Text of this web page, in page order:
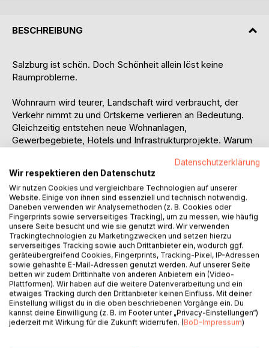
BESCHREIBUNG
Salzburg ist schön. Doch Schönheit allein löst keine
Raumprobleme.
Wohnraum wird teurer, Landschaft wird verbraucht, der
Verkehr nimmt zu und Ortskerne verlieren an Bedeutung.
Gleichzeitig entstehen neue Wohnanlagen,
Gewerbegebiete, Hotels und Infrastrukturprojekte. Warum
In seiner Streitschrift "Im Schatten der Schönheit"
untersucht Tom Halwa die Krise der Raumplanung in
Salzburg. Er beschreibt eine Region, die längst urban
funktioniert, politisch und kulturell jedoch weiterhin an
dörflichen Idealbildern festhält. Tourismus, Bodenpreise,
Zersiedelung, Eigentumsinteressen und kommunale
Konkurrenz greifen ineinander und erschweren eine
gemeinsame räumliche Entwicklung.
Das Buch hinterfragt die Vermarktung der alpinen Idylle,
den Umgang mit Boden, die Rolle des Denkmalschutzes,
die Folgen autoabhängiger Siedlungsstrukturen und die
Datenschutzerklärung
Wir respektieren den Datenschutz
Wir nutzen Cookies und vergleichbare Technologien auf unserer
Website. Einige von ihnen sind essenziell und technisch notwendig.
Daneben verwenden wir Analysemethoden (z. B. Cookies oder
Fingerprints sowie serverseitiges Tracking), um zu messen, wie häufig
unsere Seite besucht und wie sie genutzt wird. Wir verwenden
Trackingtechnologien zu Marketingzwecken und setzen hierzu
serverseitiges Tracking sowie auch Drittanbieter ein, wodurch ggf.
geräteübergreifend Cookies, Fingerprints, Tracking-Pixel, IP-Adressen
sowie gehashte E-Mail-Adressen genutzt werden. Auf unserer Seite
betten wir zudem Drittinhalte von anderen Anbietern ein (Video-
Plattformen). Wir haben auf die weitere Datenverarbeitung und ein
etwaiges Tracking durch den Drittanbieter keinen Einfluss. Mit deiner
Einstellung willigst du in die oben beschriebenen Vorgänge ein. Du
kannst deine Einwilligung (z. B. im Footer unter „Privacy-Einstellungen“)
jederzeit mit Wirkung für die Zukunft widerrufen. (BoD-Impressum)